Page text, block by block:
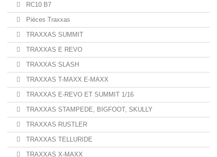
RC10 B7
Pièces Traxxas
TRAXXAS SUMMIT
TRAXXAS E REVO
TRAXXAS SLASH
TRAXXAS T-MAXX E-MAXX
TRAXXAS E-REVO ET SUMMIT 1/16
TRAXXAS STAMPEDE, BIGFOOT, SKULLY
TRAXXAS RUSTLER
TRAXXAS TELLURIDE
TRAXXAS X-MAXX